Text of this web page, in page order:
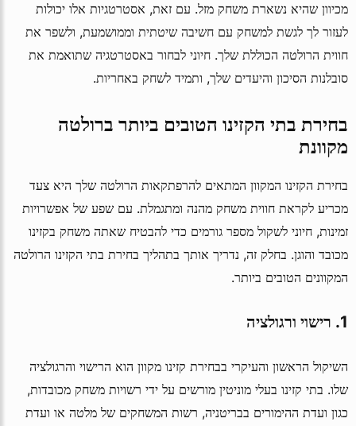
מכיוון שהיא נשארת משחק מזל. עם זאת, אסטרטגיות אלו יכולות
לעזור לך לגשת למשחק עם חשיבה שיטתית וממושמעת, ולשפר את
חווית הרולטה הכוללת שלך. חיוני לבחור באסטרטגיה שתואמת את
סובלנות הסיכון והיעדים שלך, ותמיד לשחק באחריות.
בחירת בתי הקזינו הטובים ביותר ברולטה
מקוונת
בחירת הקזינו המקוון המתאים להרפתקאות הרולטה שלך היא צעד
מכריע לקראת חווית משחק מהנה ומתגמלת. עם שפע של אפשרויות
זמינות, חיוני לשקול מספר גורמים כדי להבטיח שאתה משחק בקזינו
מכובד והוגן. בחלק זה, נדריך אותך בתהליך בחירת בתי הקזינו הרולטה
המקוונים הטובים ביותר.
1. רישוי ורגולציה
השיקול הראשון והעיקרי בבחירת קזינו מקוון הוא הרישוי והרגולציה
שלו. בתי קזינו בעלי מוניטין מורשים על ידי רשויות משחק מכובדות,
כגון ועדת ההימורים בבריטניה, רשות המשחקים של מלטה או ועדת